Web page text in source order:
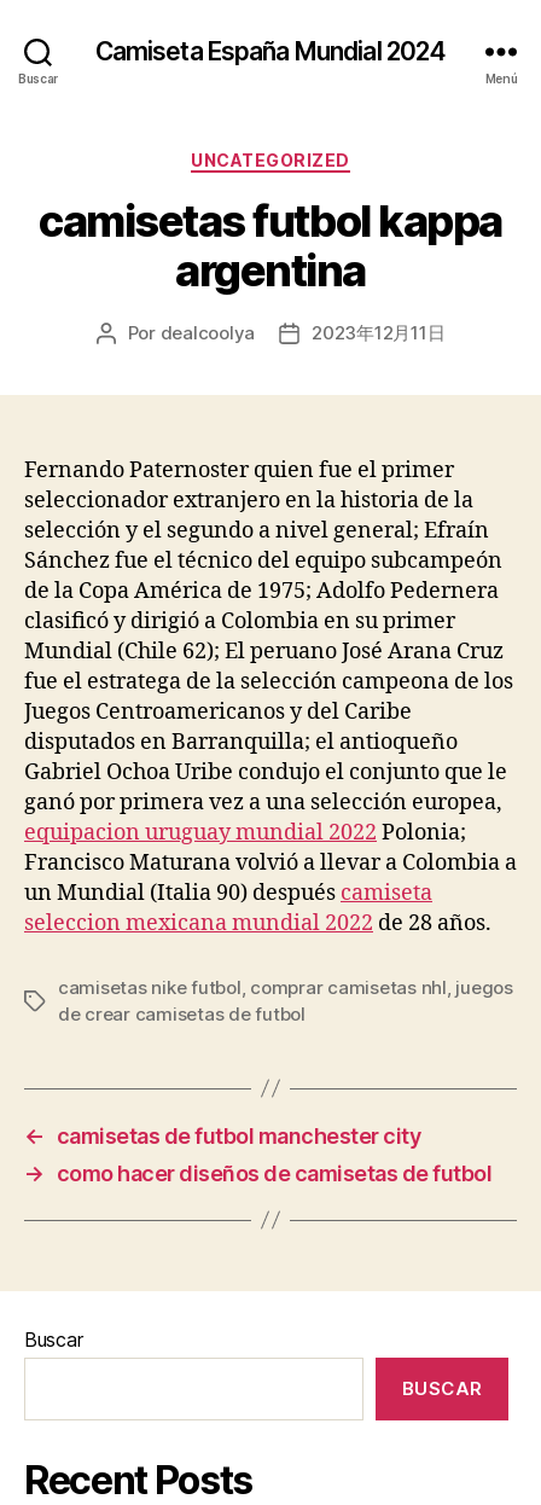
Buscar
Camiseta España Mundial 2024
Menú
Categorías
UNCATEGORIZED
camisetas futbol kappa
argentina
Autor
Por dealcoolya
Fecha2023年12月11日
Fernando Paternoster quien fue el primer
seleccionador extranjero en la historia de la
selección y el segundo a nivel general; Efraín
Sánchez fue el técnico del equipo subcampeón
de la Copa América de 1975; Adolfo Pedernera
clasificó y dirigió a Colombia en su primer
Mundial (Chile 62); El peruano José Arana Cruz
fue el estratega de la selección campeona de los
Juegos Centroamericanos y del Caribe
disputados en Barranquilla; el antioqueño
Gabriel Ochoa Uribe condujo el conjunto que le
ganó por primera vez a una selección europea,
equipacion uruguay mundial 2022 Polonia;
Francisco Maturana volvió a llevar a Colombia a
un Mundial (Italia 90) después camiseta
seleccion mexicana mundial 2022 de 28 años.
Etiquetas
camisetas nike futbol comprar camisetas nhl juegos
de crear camisetas de futbol
←
camisetas de futbol manchester city
→
como hacer diseños de camisetas de futbol
Buscar
BUSCAR
Recent Posts